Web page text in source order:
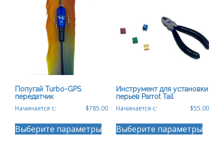
странице
Попугай Turbo-GPS
передатчик
Начинается с: $785.00
Выберите параметры товар
Инструмент для установки
перьев Parrot Tail
Начинается с: $55.00
Выберите параметрытовар